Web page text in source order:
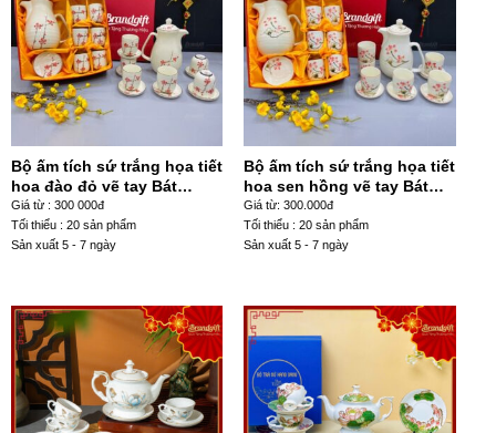
Bộ ấm tích sứ trắng họa tiết
hoa đào đỏ vẽ tay Bát
Tràng AT-95
Giá từ : 300 000đ
Tối thiểu : 20 sản phẩm
Sản xuất 5 - 7 ngày
Bộ ấm tích sứ trắng họa tiết
hoa sen hồng vẽ tay Bát
Tràng AT-96
Giá từ: 300.000đ
Tối thiểu : 20 sản phẩm
Sản xuất 5 - 7 ngày